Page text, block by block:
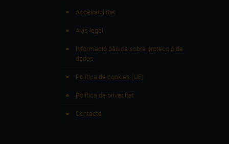
Accessibilitat
Avís legal
Informació bàsica sobre protecció de
dades
Política de cookies (UE)
Política de privacitat
Contacte